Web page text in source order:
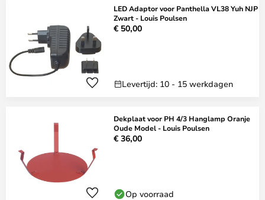
LED Adaptor voor Panthella VL38 Yuh NJP
Zwart - Louis Poulsen
€ 50,00
Levertijd: 10 - 15 werkdagen
Dekplaat voor PH 4/3 Hanglamp Oranje
Oude Model - Louis Poulsen
€ 36,00
Op voorraad